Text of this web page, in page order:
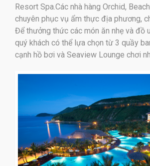
Resort Spa.Các nhà hàng Orchid,
chuyên phục vụ ẩm thực địa phương,
Để thưởng thức các món ăn nhẹ và đồ
quý khách có thể lựa chọn từ 3 quầy
cạnh hồ bơi và Seaview Lounge chơi